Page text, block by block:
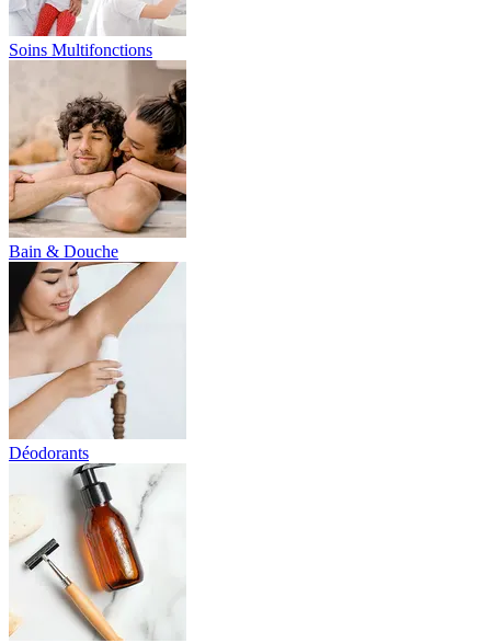
Soins Multifonctions
Bain & Douche
Déodorants